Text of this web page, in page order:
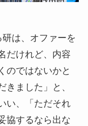
は、オファーを
だけれど、内容
のではないかと
きました」と、
い、「ただそれ
協するなら出な